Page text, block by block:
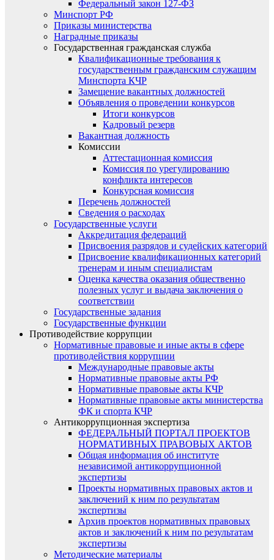
Федеральный закон 127-ФЗ
Минспорт РФ
Приказы министерства
Наградные приказы
Государственная гражданская служба
Квалификационные требования к
государственным гражданским служащим
Минспорта КЧР
Замещение вакантных должностей
Объявления о проведении конкурсов
Итоги конкурсов
Кадровый резерв
Вакантная должность
Комиссии
Аттестационная комиссия
Комиссия по урегулированию
конфликта интересов
Конкурсная комиссия
Перечень должностей
Сведения о расходах
Государственные услуги
Аккредитация федераций
Присвоения разрядов и судейских категорий
Присвоение квалификационных категорий
тренерам и иным специалистам
Оценка качества оказания общественно
полезных услуг и выдача заключения о
соответствии
Государственные задания
Государственные функции
Противодействие коррупции
Нормативные правовые и иные акты в сфере
противодействия коррупции
Международные правовые акты
Нормативные правовые акты РФ
Нормативные правовые акты КЧР
Нормативные правовые акты министерства
ФК и спорта КЧР
Антикоррупционная экспертиза
ФЕДЕРАЛЬНЫЙ ПОРТАЛ ПРОЕКТОВ
НОРМАТИВНЫХ ПРАВОВЫХ АКТОВ
Общая информация об институте
независимой антикоррупционной
экспертизы
Проекты нормативных правовых актов и
заключений к ним по результатам
экспертизы
Архив проектов нормативных правовых
актов и заключений к ним по результатам
экспертизы
Методические материалы